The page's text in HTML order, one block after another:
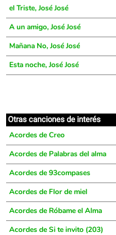
el Triste, José José
A un amigo, José José
Mañana No, José José
Esta noche, José José
Otras canciones de interés
Acordes de Creo
Acordes de Palabras del alma
Acordes de 93compases
Acordes de Flor de miel
Acordes de Róbame el Alma
Acordes de Si te invito (203)